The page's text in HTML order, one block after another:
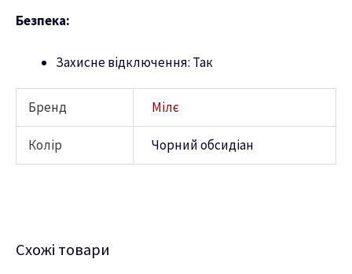
Безпека:
Захисне відключення: Так
Бренд Мілє
Колір Чорний обсидіан
Схожі товари